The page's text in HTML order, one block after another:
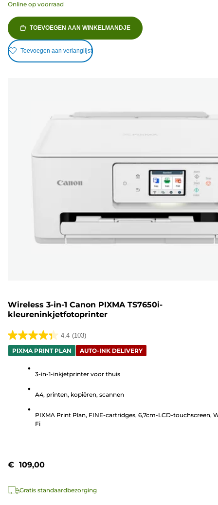
Online op voorraad
TOEVOEGEN AAN WINKELMANDJE
Toevoegen aan verlanglijst
Wireless 3-in-1 Canon PIXMA TS7650i-
kleureninkjetfotoprinter
4.4 (103)
4.4
van
sterren.
beoordelingen
PIXMA PRINT PLAN AUTO-INK DELIVERY
3-in-1-inkjetprinter voor thuis
A4, printen, kopiëren, scannen
PIXMA Print Plan, FINE-cartridges, 6,7cm-LCD-touchscreen,
Fi
€ 109,00
Gratis standaardbezorging